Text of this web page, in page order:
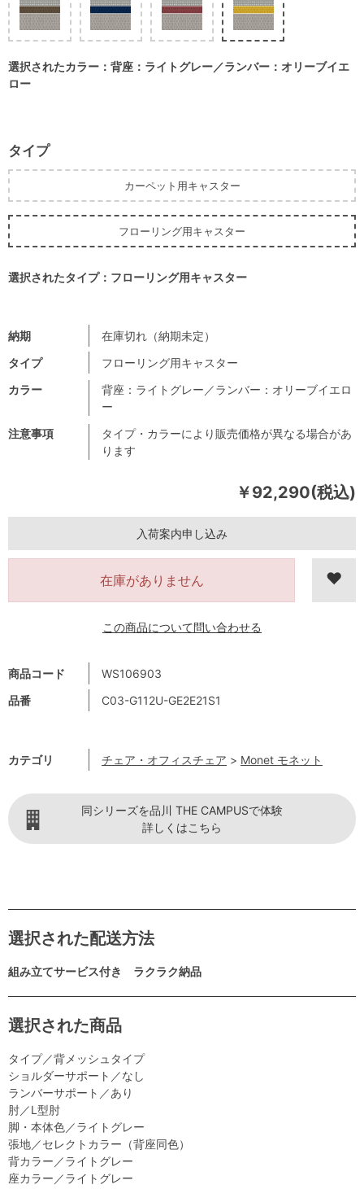
￥92,290(税込)
商品コード
WS106903
品番
C03-G112U-GE2E21S1
カテゴリ チェア・オフィスチェア > Monet モネット
注意事項
タイプ・カラーにより販売価格が異なる場合があ
ります
納期
在庫切れ（納期未定）
タイプ
フローリング用キャスター
カラー
背座：ライトグレー／ランバー：オリーブイエロ
ー
選択されたカラー：背座：ライトグレー／ランバー：オリーブイエ
ロー
タイプ
カーペット用キャスター
フローリング用キャスター
選択されたタイプ：フローリング用キャスター
入荷案内申し込み
在庫がありません
この商品について問い合わせる
同シリーズを品川 THE CAMPUSで体験
詳しくはこちら
選択された配送方法
組み立てサービス付き ラクラク納品
選択された商品
タイプ／背メッシュタイプ
ショルダーサポート／なし
ランバーサポート／あり
肘／L型肘
脚・本体色／ライトグレー
張地／セレクトカラー（背座同色）
背カラー／ライトグレー
座カラー／ライトグレー